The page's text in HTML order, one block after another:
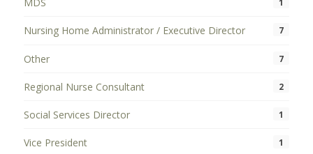
1
Nursing Home Administrator / Executive Director 7
Other 7
Regional Nurse Consultant 2
Social Services Director 1
Vice President 1